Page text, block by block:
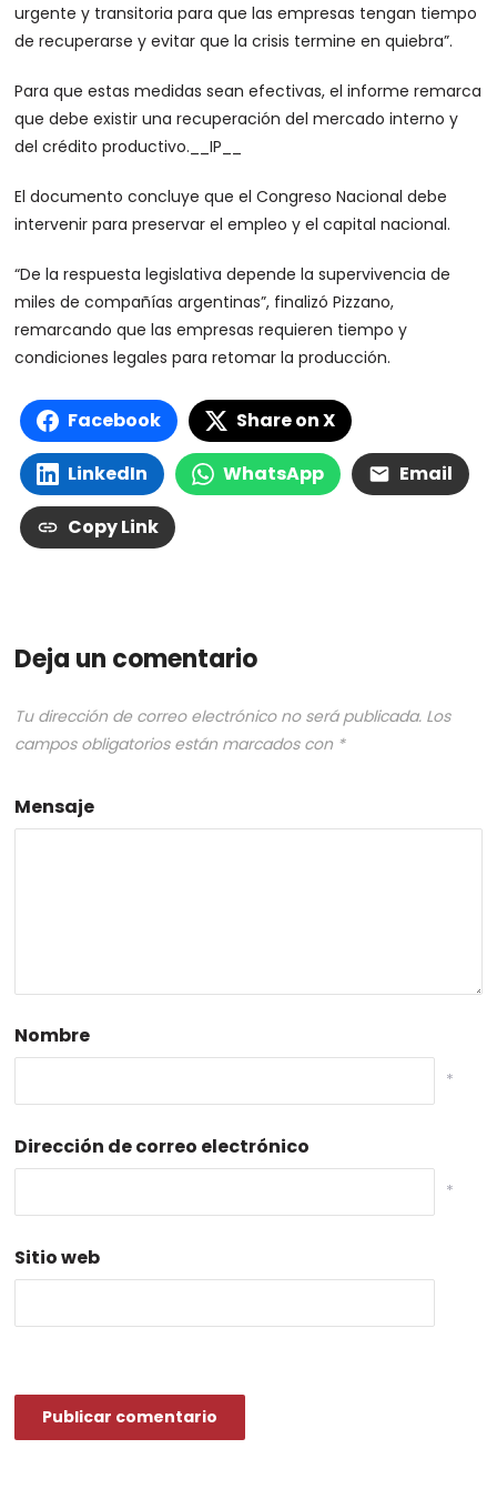
urgente y transitoria para que las empresas tengan tiempo
de recuperarse y evitar que la crisis termine en quiebra”.
Para que estas medidas sean efectivas, el informe remarca
que debe existir una recuperación del mercado interno y
del crédito productivo. __IP__
El documento concluye que el Congreso Nacional debe
intervenir para preservar el empleo y el capital nacional.
“De la respuesta legislativa depende la supervivencia de
miles de compañías argentinas”, finalizó Pizzano,
remarcando que las empresas requieren tiempo y
condiciones legales para retomar la producción.
Facebook Share on X
LinkedIn WhatsApp Email
Copy Link
Deja un comentario
Tu dirección de correo electrónico no será publicada. Los
campos obligatorios están marcados con *
Mensaje
Nombre
*
Dirección de correo electrónico
*
Sitio web